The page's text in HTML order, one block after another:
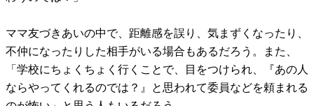
ママ友づきあいの中で、距離感を誤り、気まずくなったり、
不仲になったりした相手がいる場合もあるだろう。また、
「学校にちょくちょく行くことで、目をつけられ、『あの人
ならやってくれるのでは？』と思われて委員などを頼まれる